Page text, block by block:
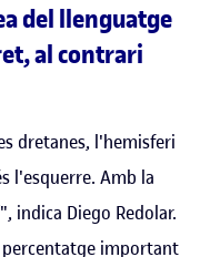
del llenguatge
al contrari
dretanes, l'hemisferi
l'esquerre. Amb la
indica Diego Redolar.
important